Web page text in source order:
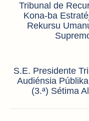
post:
Tribunal de
Kona-ba
Rekursu
S.E. Presidente
Audiénsia
(3.ª) Sétima